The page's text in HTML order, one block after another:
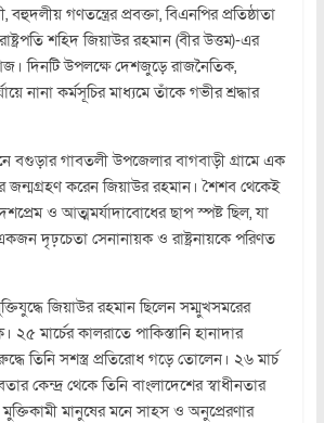
বহুদলীয় গণতন্ত্রের প্রবক্তা, বিএনপির প্রতিষ্ঠাতা
শহিদ জিয়াউর রহমান (বীর উত্তম)-এর
দিনটি উপলক্ষে দেশজুড়ে রাজনৈতিক,
নানা কর্মসূচির মাধ্যমে তাঁকে গভীর শ্রদ্ধার
বগুড়ার গাবতলী উপজেলার বাগবাড়ী গ্রামে এক
জন্মগ্রহণ করেন জিয়াউর রহমান। শৈশব থেকেই
ও আত্মমর্যাদাবোধের ছাপ স্পষ্ট ছিল, যা
দৃঢ়চেতা সেনানায়ক ও রাষ্ট্রনায়কে পরিণত
জিয়াউর রহমান ছিলেন সম্মুখসমরের
মার্চের কালরাতে পাকিস্তানি হানাদার
তিনি সশস্ত্র প্রতিরোধ গড়ে তোলেন। ২৬ মার্চ
কেন্দ্র থেকে তিনি বাংলাদেশের স্বাধীনতার
মানুষের মনে সাহস ও অনুপ্রেরণার